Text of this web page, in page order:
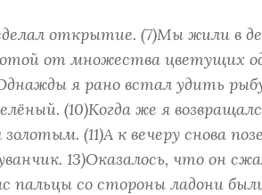
открытие. (7)Мы жили в
от множества цветущих
я рано встал удить
(10)Когда же я
(11)А к вечеру снова
13)Оказалось, что он
пальцы со стороны ладони